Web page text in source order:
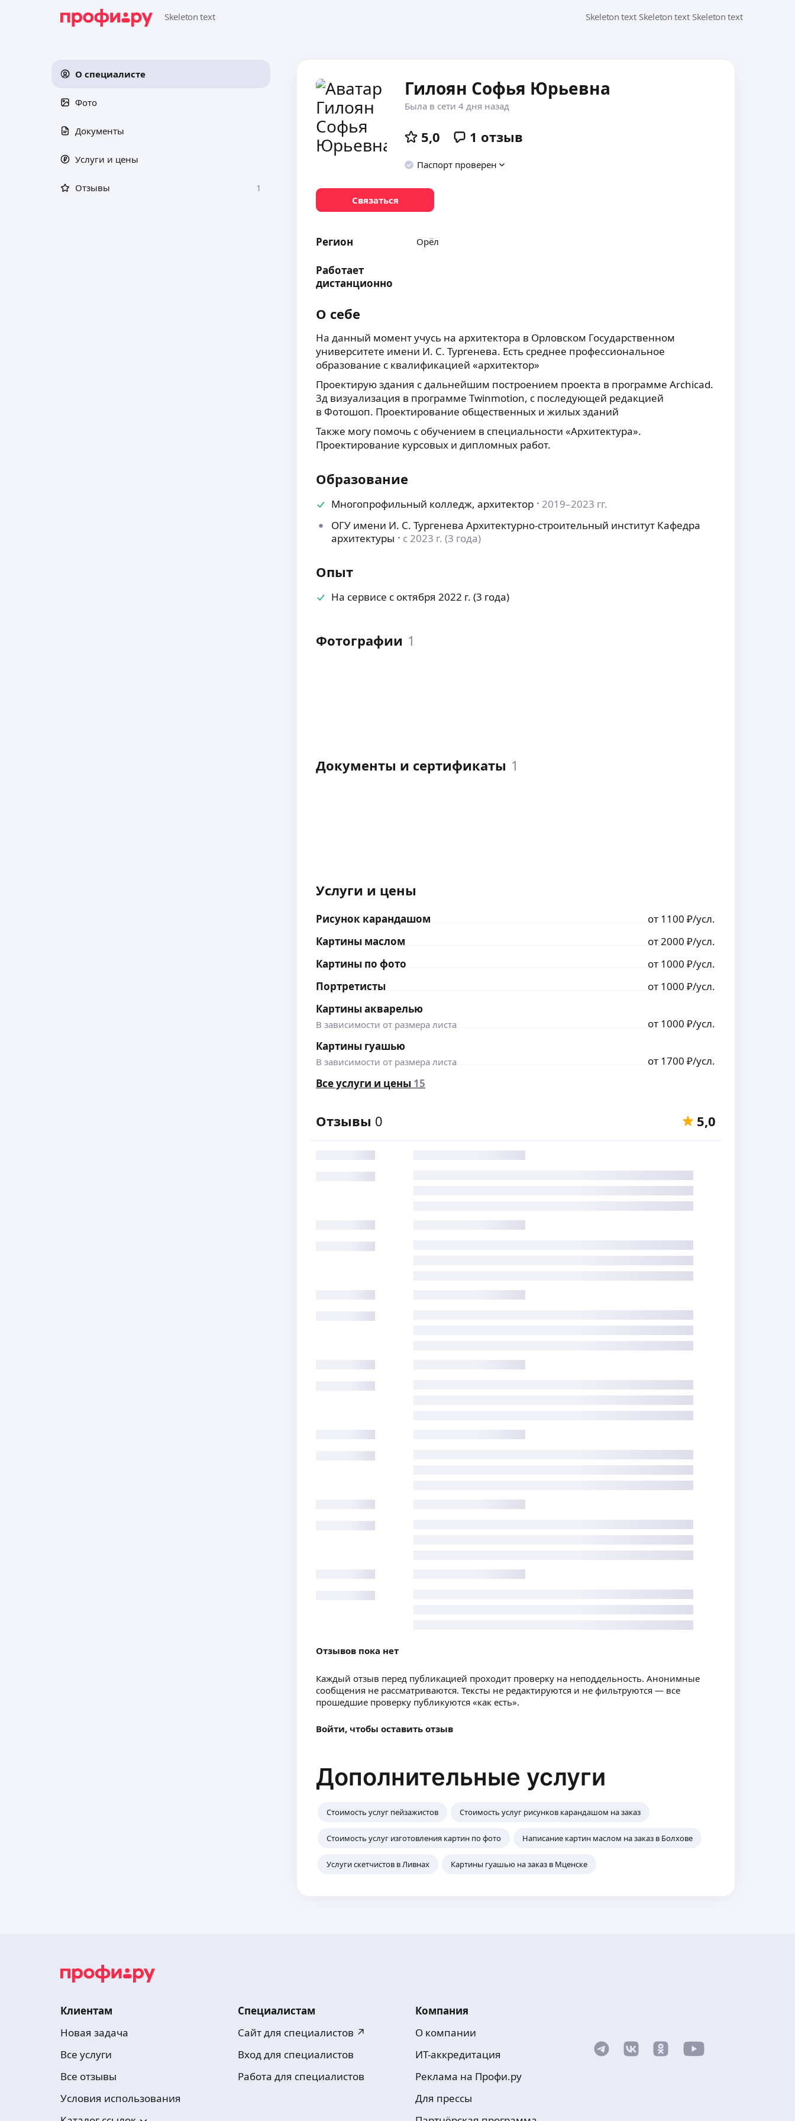
О специалисте
Фото
Документы
Услуги и цены
Отзывы 1
Гилоян Софья Юрьевна
Была в сети 4 дня назад
5,0 1 отзыв
Паспорт проверен
Связаться
Регион Орёл
Работает
дистанционно
О себе
На данный момент учусь на архитектора в Орловском Государственном
университете имени И. С. Тургенева. Есть среднее профессиональное
образование с квалификацией «архитектор»
Проектирую здания с дальнейшим построением проекта в программе Archicad.
3д визуализация в программе Twinmotion, с последующей редакцией
в Фотошоп. Проектирование общественных и жилых зданий
Также могу помочь с обучением в специальности «Архитектура».
Проектирование курсовых и дипломных работ.
Образование
Многопрофильный колледж, архитектор
2019–2023 гг.
ОГУ имени И. С. Тургенева Архитектурно-строительный институт Кафедра
архитектуры
с 2023 г. (3 года)
Опыт
На сервисе с октября 2022 г. (3 года)
Фотографии 1
Документы и сертификаты 1
Услуги и цены
Рисунок карандашом от 1100 ₽/усл.
Картины маслом
от2000 ₽/усл.
Картины по фото
от 1000 ₽/усл.
Портретисты
от 1000 ₽/усл.
Картины акварелью
В зависимости от размера листа от 1000 ₽/усл.
Картины гуашью
В зависимости от размера листа от 1700 ₽/усл.
Все услуги и цены 15
Отзывы 0 5,0
Отзывов пока нет
Каждый отзыв перед публикацией проходит проверку на неподдельность. Анонимные
сообщения не рассматриваются. Тексты не редактируются и не фильтруются — все
прошедшие проверку публикуются «как есть».
Войти, чтобы оставить отзыв
Дополнительные услуги
Стоимость услуг пейзажистов Стоимость услуг рисунков карандашом на заказ
Стоимость услуг изготовления картин по фото Написание картин маслом на заказ в Болхове
Услуги скетчистов в Ливнах Картины гуашью на заказ в Мценске
Клиентам
Новая задача
Все услуги
Все отзывы
Условия использования
Специалистам
Сайт для специалистов ↗
Вход для специалистов
Работа для специалистов
Компания
О компании
ИТ-аккредитация
Реклама на Профи.ру
Для прессы